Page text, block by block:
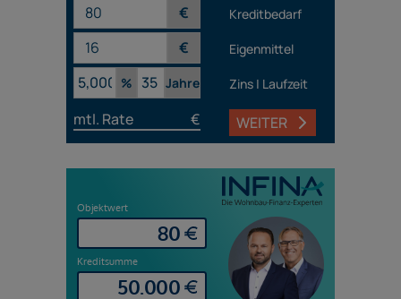
€ Kreditbedarf
€
Eigenmittel
%
Jahre Zins | Laufzeit
mtl. Rate € WEITER